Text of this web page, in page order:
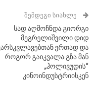
ᲨᲔᲛᲓᲔᲒᲘ ᲡᲘᲐᲮᲚᲔ
სად აღმოჩნდა გიორგი
მეგრელიშვილი დიდ
ერთად და
როგორ გაიკვალა გზა მან
„ჰოლივუდის“
კინოინდუსტრიისკენ